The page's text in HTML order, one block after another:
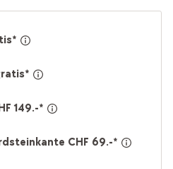
149.-*
CHF 69.-*